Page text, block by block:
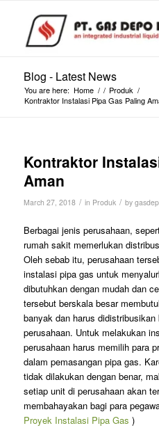
Blog - Latest News
You are here: Home / / Produk /
Kontraktor Instalasi Pipa Gas Paling
Kontraktor
Aman
March 27, 2018 / in Produk / by
Berbagai jenis perusahaan,
rumah sakit memerlukan
Oleh sebab itu, perusahaan
instalasi pipa gas untuk
dibutuhkan dengan mudah dan
tersebut berskala besar
banyak dan harus
perusahaan. Untuk melakukan
perusahaan harus memilih para
dalam pemasangan pipa gas.
tidak dilakukan dengan benar,
setiap unit di perusahaan akan
membahayakan bagi para
Proyek Instalasi Pipa Gas )